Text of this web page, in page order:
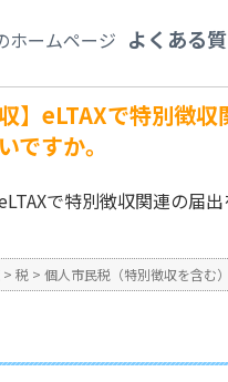
よくある
】eLTAXで特別徴
ですか。
で特別徴収関連の
> 税 > 個人市民税（特別徴収を含む